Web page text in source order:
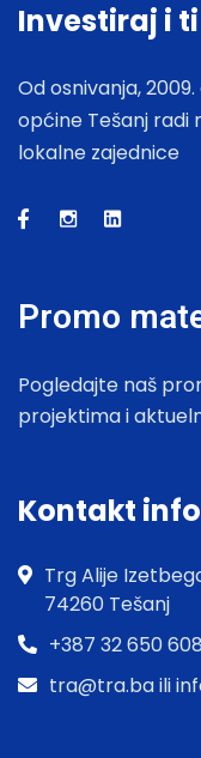
Investiraj i
Od osnivanja,
općine Tešanj radi
lokalne zajednice
Promo
Pogledajte naš
projektima i
Kontakt
Trg Alije
74260 Tešanj
+387 32 650 608
tra@tra.ba ili